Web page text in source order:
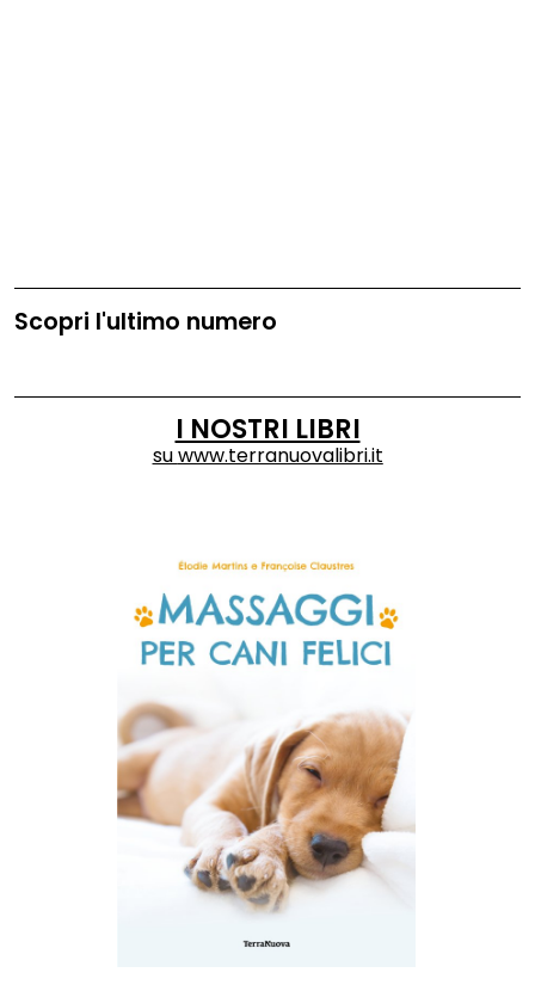
Scopri l'ultimo numero
I NOSTRI LIBRI
suwww.terranuovalibri.it